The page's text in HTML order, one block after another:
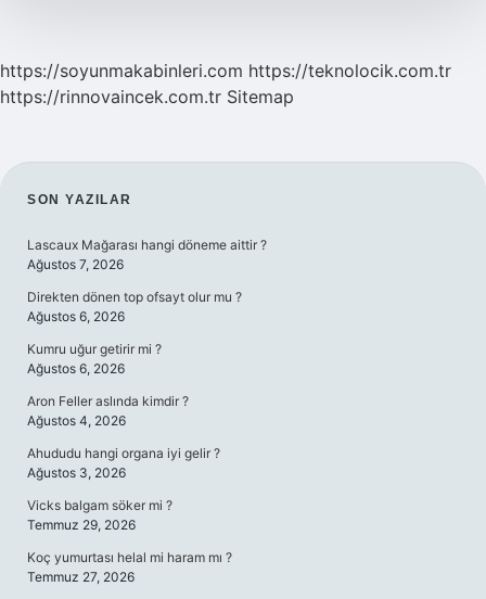
https://soyunmakabinleri.com https://teknolocik.com.tr
https://rinnovaincek.com.tr Sitemap
SIDEBAR
SON YAZILAR
Lascaux Mağarası hangi döneme aittir ?
Ağustos 7, 2026
Direkten dönen top ofsayt olur mu ?
Ağustos 6, 2026
Kumru uğur getirir mi ?
Ağustos 6, 2026
Aron Feller aslında kimdir ?
Ağustos 4, 2026
Ahududu hangi organa iyi gelir ?
Ağustos 3, 2026
Vicks balgam söker mi ?
Temmuz 29, 2026
Koç yumurtası helal mi haram mı ?
Temmuz 27, 2026